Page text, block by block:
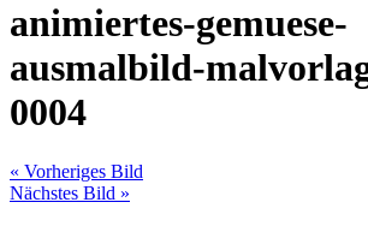
animiertes-gemuese-
ausmalbild-
0004
« Vorheriges Bild
Nächstes Bild »